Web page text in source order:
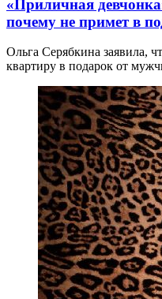
«Приличная
почему не примет в
Ольга Серябкина заявила,
квартиру в подарок от